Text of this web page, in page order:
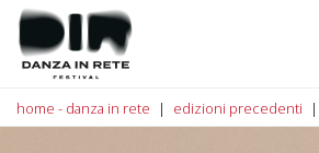
home - danza in rete edizioni precedenti